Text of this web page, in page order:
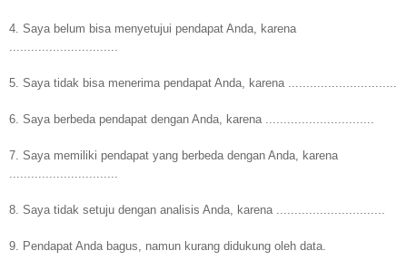
4. Saya belum bisa menyetujui pendapat Anda, karena
5. Saya tidak bisa menerima pendapat Anda, karena ..............................
6. Saya berbeda pendapat dengan Anda, karena ..............................
7. Saya memiliki pendapat yang berbeda dengan Anda, karena
8. Saya tidak setuju dengan analisis Anda, karena ..............................
9. Pendapat Anda bagus, namun kurang didukung oleh data.